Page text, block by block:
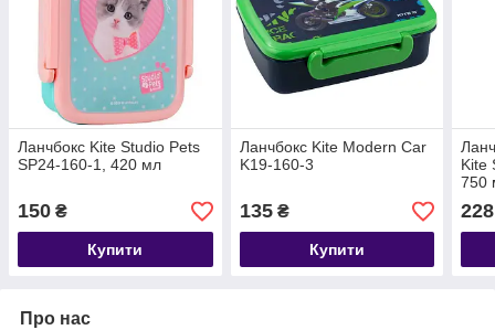
Ланчбокс Kite Studio Pets
SP24-160-1, 420 мл
150 ₴
Купити
Ланчбокс Kite Modern Car
K19-160-3
135₴
Купити
Kite
750
228
Про нас